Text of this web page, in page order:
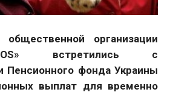
общественной организации
встретились с
Пенсионного фонда Украины
выплат для временно